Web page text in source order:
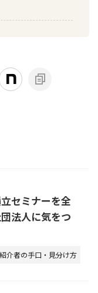
セミナーを全
法人に気をつ
介者の手口・見分け方